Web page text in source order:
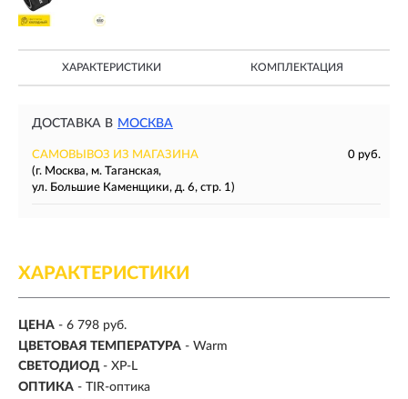
ХАРАКТЕРИСТИКИ КОМПЛЕКТАЦИЯ
ДОСТАВКА В МОСКВА
САМОВЫВОЗ ИЗ МАГАЗИНА
0 руб.
(г. Москва, м. Таганская,
ул. Большие Каменщики, д. 6, стр. 1)
ХАРАКТЕРИСТИКИ
ЦЕНА - 6 798 руб.
ЦВЕТОВАЯ ТЕМПЕРАТУРА - Warm
СВЕТОДИОД - XP-L
ОПТИКА - TIR-оптика